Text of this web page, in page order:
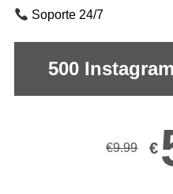
Soporte 24/7
500
€9.99 €